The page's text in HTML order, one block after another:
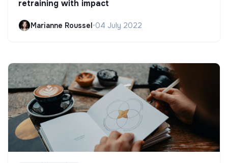
retraining with impact
Marianne Roussel•04 July 2022